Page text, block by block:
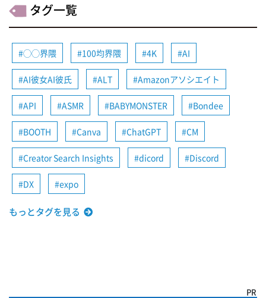
タグ一覧
◯◯界隈 100均界隈 4K AI
AI彼女AI彼氏 ALT Amazonアソシエイト
API ASMR BABYMONSTER Bondee
BOOTH Canva ChatGPT CM
Creator Search Insights dicord Discord
DX expo
もっとタグを見る
PR